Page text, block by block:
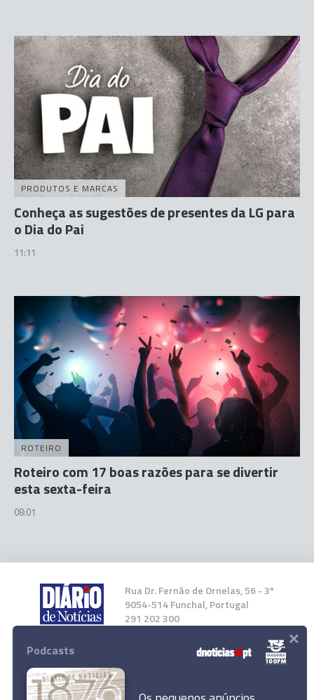
PRODUTOS E MARCAS
Conheça as sugestões de presentes da LG para
o Dia do Pai
11:11
ROTEIRO
Roteiro com 17 boas razões para se divertir
esta sexta-feira
08:01
Rua Dr. Fernão de Ornelas, 56 - 3º
9054-514 Funchal, Portugal
291 202 300
Instale a nossa App
Podcasts ×